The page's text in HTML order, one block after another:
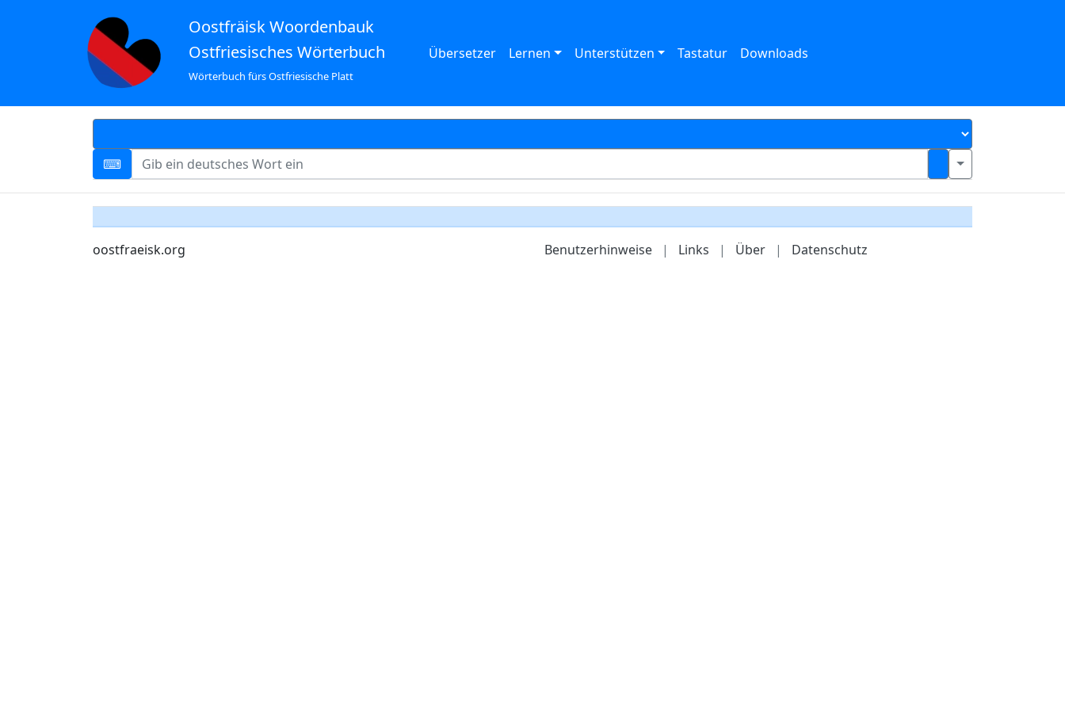
Oostfräisk Woordenbauk
Ostfriesisches Wörterbuch
Wörterbuch fürs Ostfriesische Platt
Übersetzer Lernen Unterstützen Tastatur Downloads
oostfraeisk.org Benutzerhinweise | Links | Über | Datenschutz